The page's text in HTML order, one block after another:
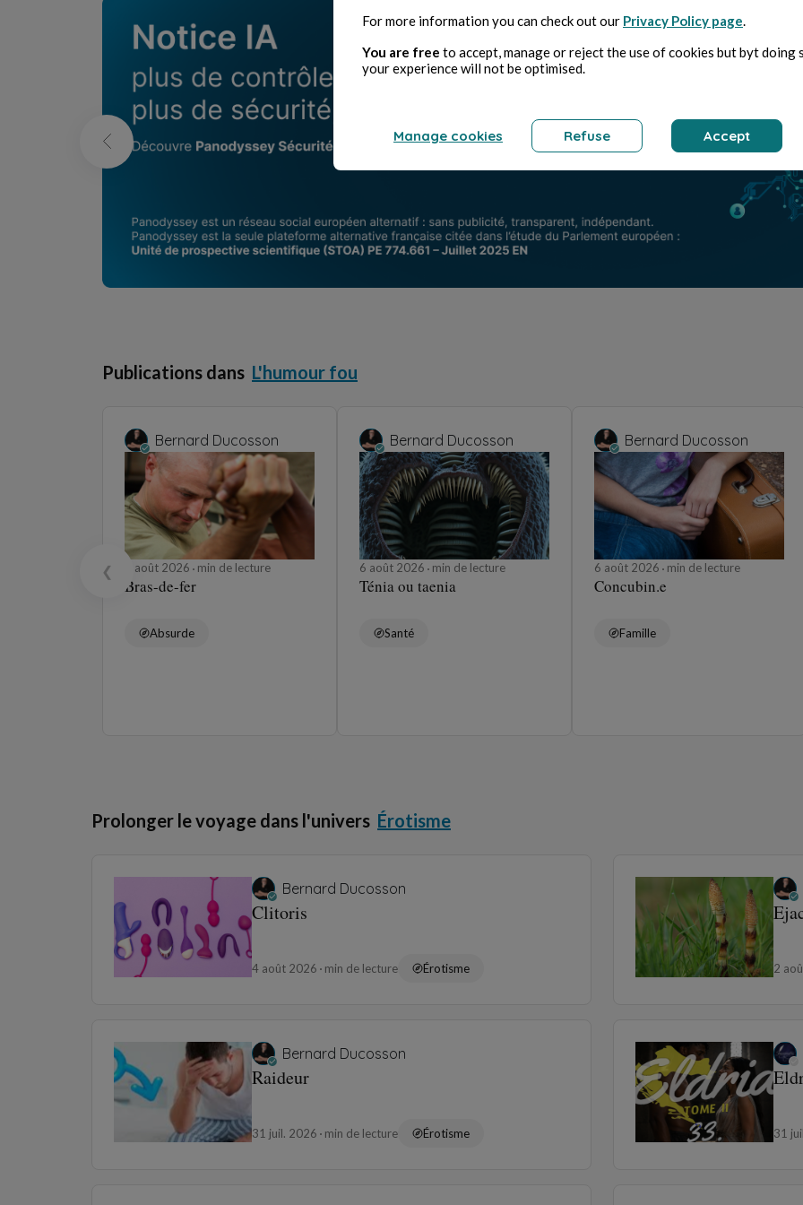
Publications dans L'humour fou
❮
Bernard Ducosson
6 août 2026 min de lecture
Bras-de-fer
Absurde
Bernard Ducosson
6 août 2026 min de lecture
Ténia ou taenia
Santé
Bernard Ducosson
6 août 2026 min de lecture
Concubin.e
Famille
Prolonger le voyage dans l'univers Érotisme
Bernard Ducosson
Clitoris
4 août 2026 min de lecture Érotisme 2
Bernard Ducosson
Raideur
31 juil. 2026 min de lecture Érotisme 31
For more information you can check out our Privacy Policy page.
You are free to accept, manage or reject the use of cookies but byt doing
your experience will not be optimised.
Manage cookies Refuse Accept